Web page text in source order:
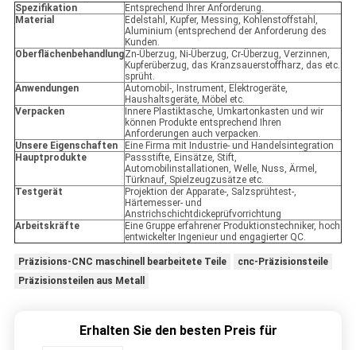
Spezifikation
Entsprechend Ihrer Anforderung.
Material
Edelstahl, Kupfer, Messing, Kohlenstoffstahl,
Aluminium (entsprechend der Anforderung des
Kunden.
OberflächenbehandlungZn-Überzug, Ni-Überzug, Cr-Überzug, Verzinnen,
Kupferüberzug, das Kranzsauerstoffharz, das etc.
sprüht.
Anwendungen
Automobil-, Instrument, Elektrogeräte,
Haushaltsgeräte, Möbel etc.
Verpacken
Innere Plastiktasche, Umkartonkasten und wir
können Produkte entsprechend Ihren
Anforderungen auch verpacken.
Unsere Eigenschaften
Eine Firma mit Industrie- und Handelsintegration
Hauptprodukte
Passstifte, Einsätze, Stift,
Automobilinstallationen, Welle, Nuss, Ärmel,
Türknauf, Spielzeugzusätze etc.
Testgerät
Projektion der Apparate-, Salzsprühtest-,
Härtemesser- und
Anstrichschichtdickeprüfvorrichtung
Arbeitskräfte
Eine Gruppe erfahrener Produktionstechniker, hoch
entwickelter Ingenieur und engagierter QC.
Präzisions-CNC maschinell bearbeitete Teile
cnc-Präzisionsteile
Präzisionsteilen aus Metall
Erhalten Sie den besten Preis für